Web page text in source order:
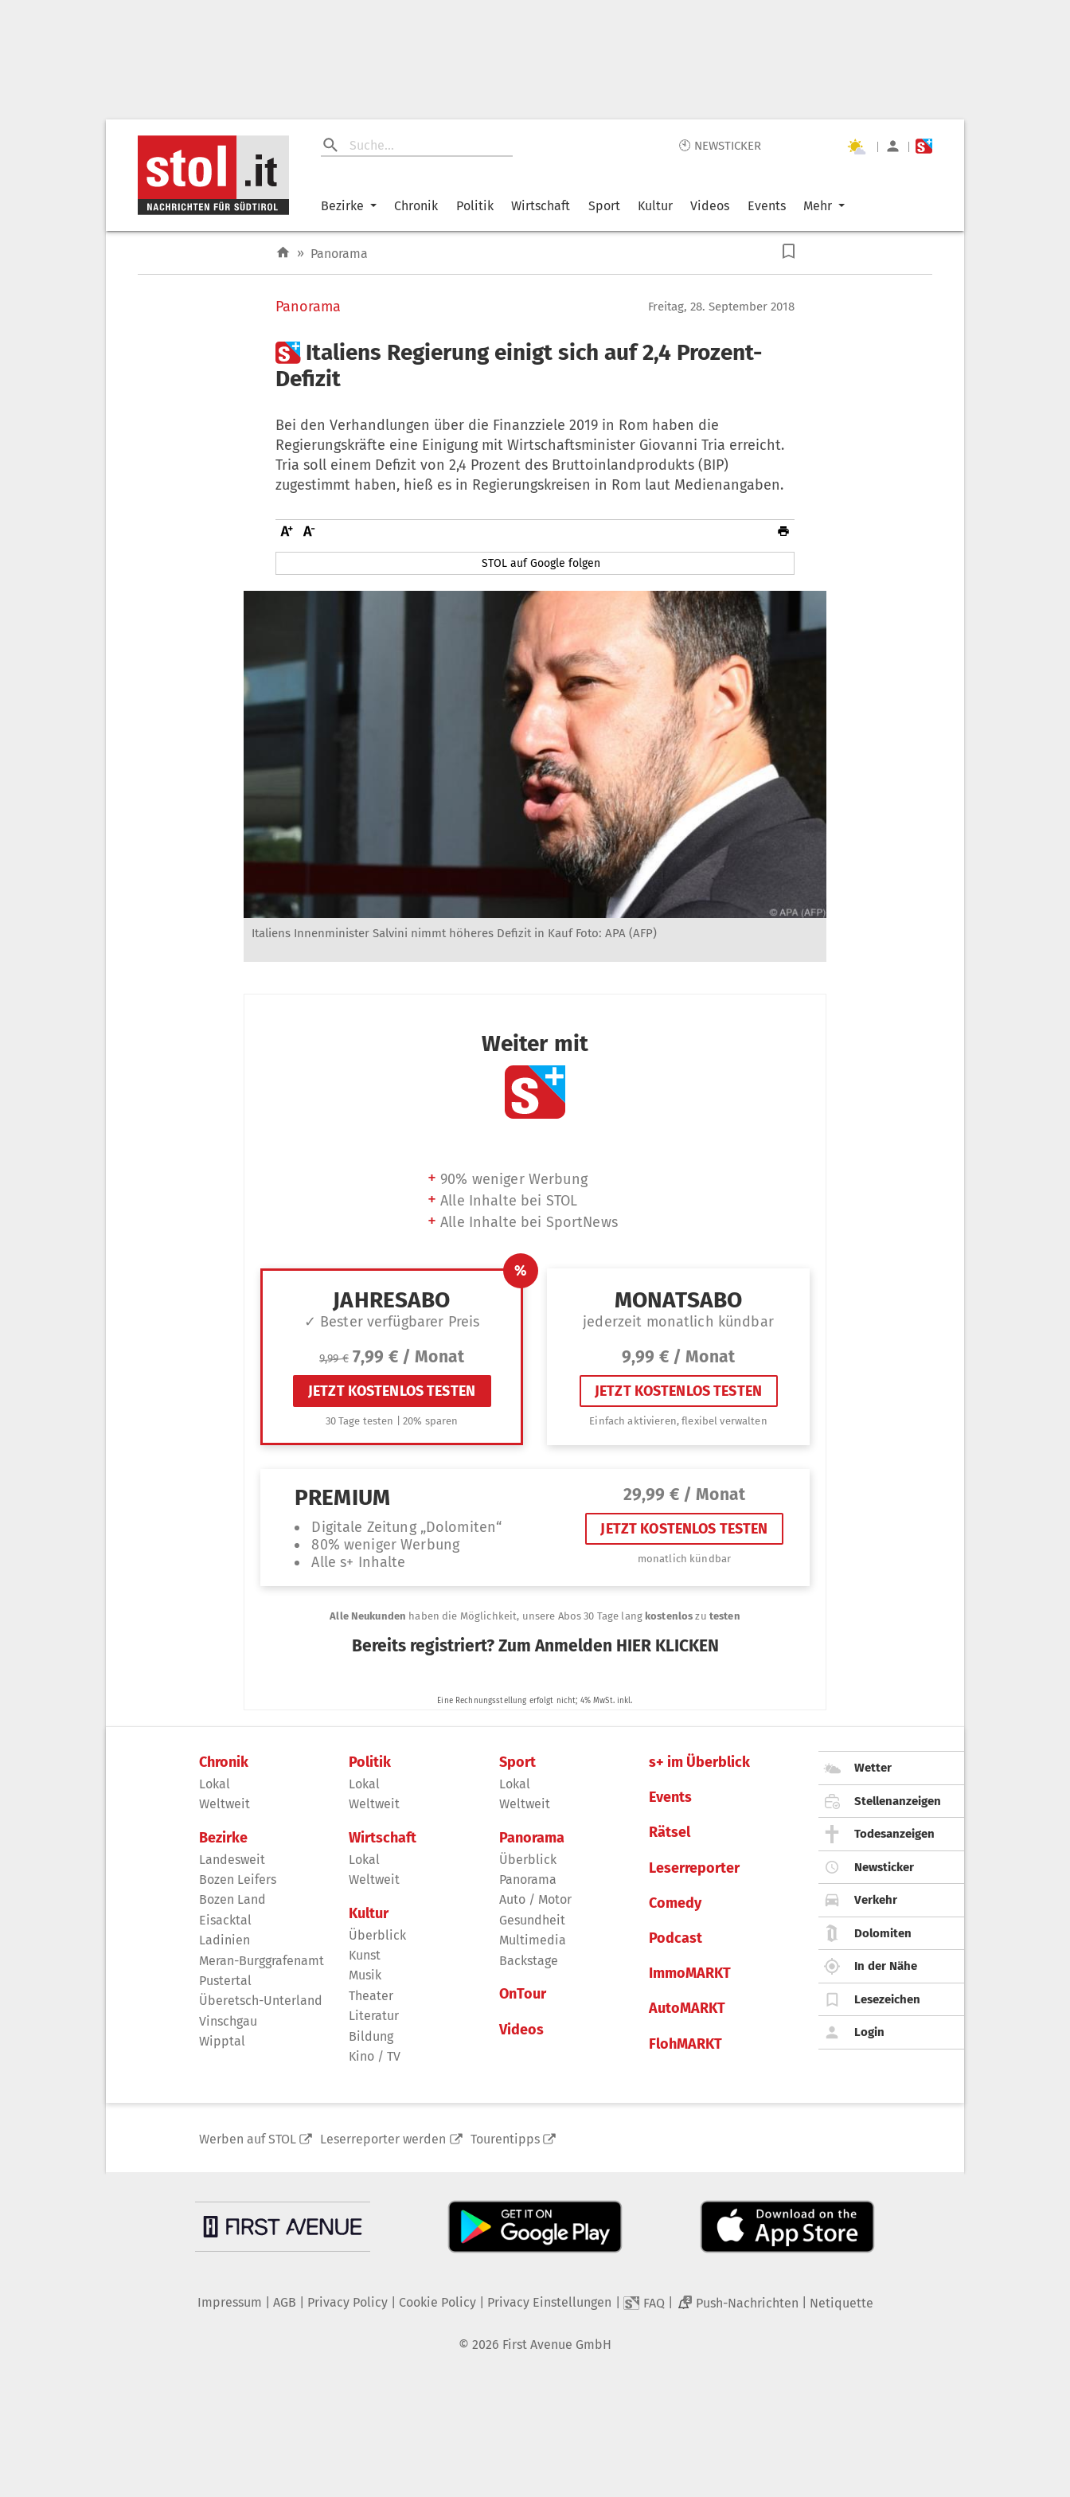
🕙 NEWSTICKER | |
Bezirke Chronik Politik Wirtschaft Sport Kultur Videos Events Mehr
» Panorama
Panorama Freitag, 28. September 2018
 Italiens Regierung einigt sich auf 2,4 Prozent-
Defizit
Bei den Verhandlungen über die Finanzziele 2019 in Rom haben die
Regierungskräfte eine Einigung mit Wirtschaftsminister Giovanni Tria erreicht.
Tria soll einem Defizit von 2,4 Prozent des Bruttoinlandprodukts (BIP)
zugestimmt haben, hieß es in Regierungskreisen in Rom laut Medienangaben.
STOL auf Google folgen
Italiens Innenminister Salvini nimmt höheres Defizit in Kauf Foto: APA (AFP)
Chronik
Lokal
Weltweit
Bezirke
Landesweit
Bozen Leifers
Bozen Land
Eisacktal
Ladinien
Meran-Burggrafenamt
Pustertal
Überetsch-Unterland
Vinschgau
Wipptal
Politik
Lokal
Weltweit
Wirtschaft
Lokal
Weltweit
Kultur
Überblick
Kunst
Musik
Theater
Literatur
Bildung
Kino / TV
Sport
Lokal
Weltweit
Panorama
Überblick
Panorama
Auto / Motor
Gesundheit
Multimedia
Backstage
OnTour
Videos
s+ im Überblick
Events
Rätsel
Leserreporter
Comedy
Podcast
ImmoMARKT
AutoMARKT
FlohMARKT
Wetter
Stellenanzeigen
Todesanzeigen
Newsticker
Verkehr
Dolomiten
In der Nähe
Lesezeichen
Login
Werben auf STOL Leserreporter werden Tourentipps
Impressum AGB Privacy Policy| Cookie Policy| Privacy Einstellungen FAQ 2 Push-Nachrichten Netiquette
© 2026 First Avenue GmbH